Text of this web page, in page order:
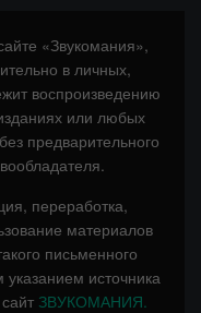
«Звукомания»,
в личных,
воспроизведению
или любых
предварительного
переработка,
материалов
письменного
источника
ЗВУКОМАНИЯ.